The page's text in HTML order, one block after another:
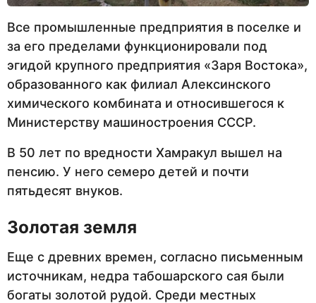
Все промышленные предприятия в поселке и
за его пределами функционировали под
эгидой крупного предприятия «Заря Востока»,
образованного как филиал Алексинского
химического комбината и относившегося к
Министерству машиностроения СССР.
В 50 лет по вредности Хамракул вышел на
пенсию. У него семеро детей и почти
пятьдесят внуков.
Золотая земля
Еще с древних времен, согласно письменным
источникам, недра табошарского сая были
богаты золотой рудой. Среди местных